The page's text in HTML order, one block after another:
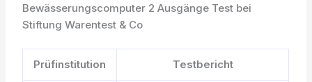
Bewässerungscomputer 2 Ausgänge Test bei
Stiftung Warentest & Co
Prüfinstitution Testbericht